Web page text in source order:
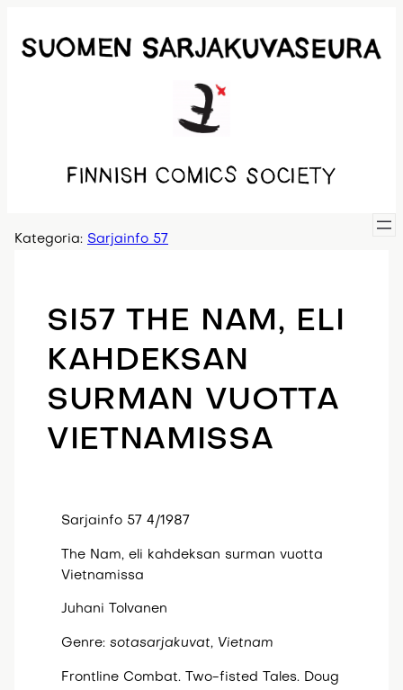
sisältöön
Kategoria: Sarjainfo 57
SI57 THE NAM, ELI
KAHDEKSAN
SURMAN VUOTTA
VIETNAMISSA
Sarjainfo 57 4/1987
The Nam, eli kahdeksan surman vuotta
Vietnamissa
Juhani Tolvanen
Genre:sotasarjakuvat, Vietnam
Frontline Combat. Two-fisted Tales. Doug